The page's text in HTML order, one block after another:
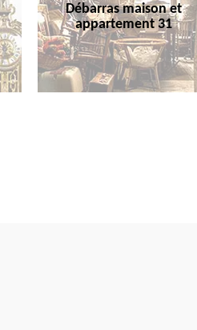
Débarras maison et
appartement 31